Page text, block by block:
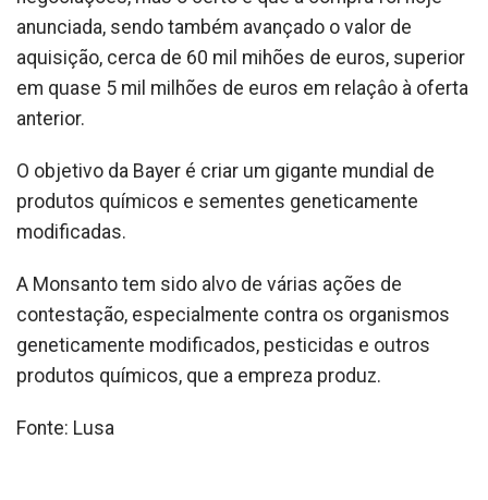
anunciada, sendo também avançado o valor de
aquisição, cerca de 60 mil mihões de euros, superior
em quase 5 mil milhões de euros em relaçâo à oferta
anterior.
O objetivo da Bayer é criar um gigante mundial de
produtos químicos e sementes geneticamente
modificadas.
A Monsanto tem sido alvo de várias ações de
contestação, especialmente contra os organismos
geneticamente modificados, pesticidas e outros
produtos químicos, que a empreza produz.
Fonte: Lusa